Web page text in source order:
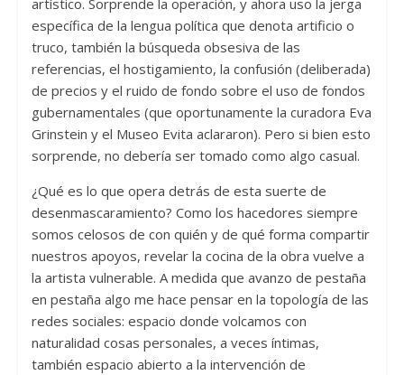
artístico. Sorprende la operación, y ahora uso la jerga
específica de la lengua política que denota artificio o
truco, también la búsqueda obsesiva de las
referencias, el hostigamiento, la confusión (deliberada)
de precios y el ruido de fondo sobre el uso de fondos
gubernamentales (que oportunamente la curadora Eva
Grinstein y el Museo Evita aclararon). Pero si bien esto
sorprende, no debería ser tomado como algo casual.
¿Qué es lo que opera detrás de esta suerte de
desenmascaramiento? Como los hacedores siempre
somos celosos de con quién y de qué forma compartir
nuestros apoyos, revelar la cocina de la obra vuelve a
la artista vulnerable. A medida que avanzo de pestaña
en pestaña algo me hace pensar en la topología de las
redes sociales: espacio donde volcamos con
naturalidad cosas personales, a veces íntimas,
también espacio abierto a la intervención de